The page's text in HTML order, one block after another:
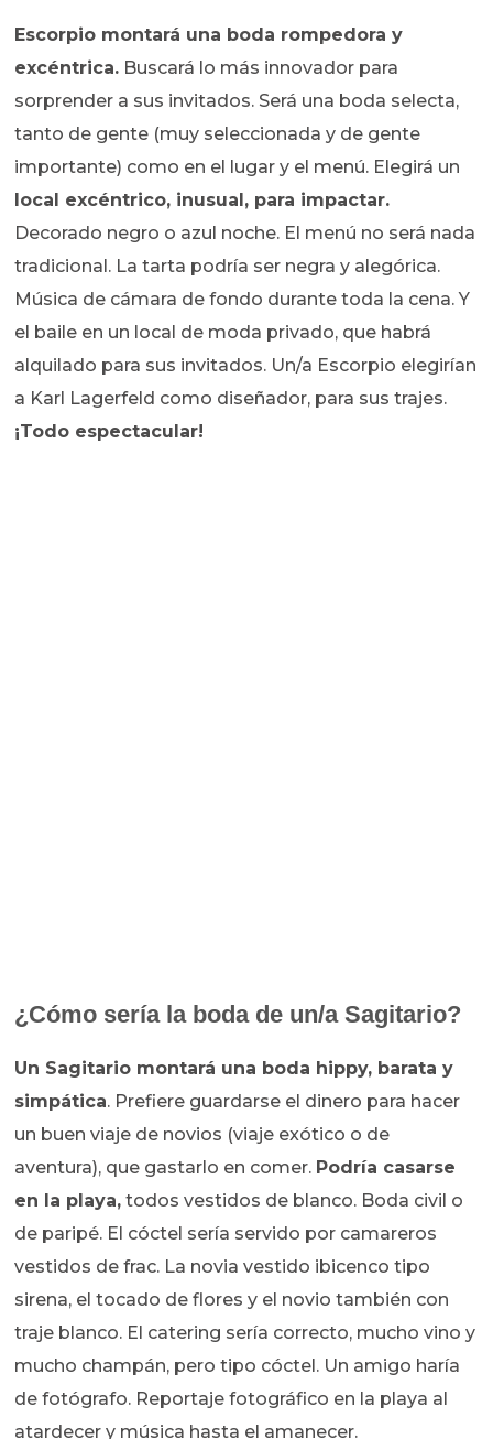
Escorpio montará una boda rompedora y
excéntrica. Buscará lo más innovador para
sorprender a sus invitados. Será una boda selecta,
tanto de gente (muy seleccionada y de gente
importante) como en el lugar y el menú. Elegirá un
local excéntrico, inusual, para impactar.
Decorado negro o azul noche. El menú no será nada
tradicional. La tarta podría ser negra y alegórica.
Música de cámara de fondo durante toda la cena. Y
el baile en un local de moda privado, que habrá
alquilado para sus invitados. Un/a Escorpio elegirían
a Karl Lagerfeld como diseñador, para sus trajes.
¡Todo espectacular!
¿Cómo sería la boda de un/a Sagitario?
Un Sagitario montará una boda hippy, barata y
simpática. Prefiere guardarse el dinero para hacer
un buen viaje de novios (viaje exótico o de
aventura), que gastarlo en comer. Podría casarse
en la playa, todos vestidos de blanco. Boda civil o
de paripé. El cóctel sería servido por camareros
vestidos de frac. La novia vestido ibicenco tipo
sirena, el tocado de flores y el novio también con
traje blanco. El catering sería correcto, mucho vino y
mucho champán, pero tipo cóctel. Un amigo haría
de fotógrafo. Reportaje fotográfico en la playa al
atardecer y música hasta el amanecer.